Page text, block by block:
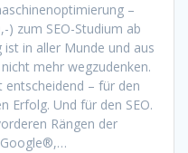
–
) zum SEO-Studium ab
ist in aller Munde und aus
mehr wegzudenken.
– für den
Erfolg. Und für den SEO.
Rängen der
Google®,…